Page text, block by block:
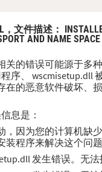
， 文件描述 ：
AND NAME SPACE
关的错误可能源于多
序、 wscmisetup.dll
在的恶意软件破坏、
息是：
，因为您的计算机缺
装程序来解决这个问题
发生错误。无